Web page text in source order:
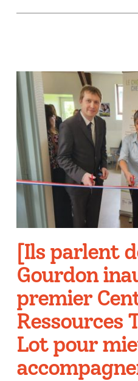
[Ils parlent
Gourdon
premier
Ressources
Lot pour